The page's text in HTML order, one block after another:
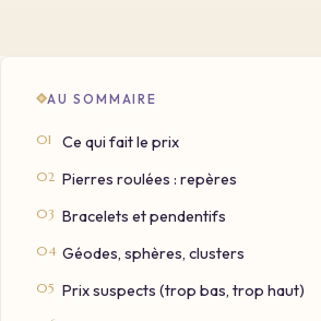
AU SOMMAIRE
Ce qui fait le prix
Pierres roulées : repères
Bracelets et pendentifs
Géodes, sphères, clusters
Prix suspects (trop bas, trop haut)